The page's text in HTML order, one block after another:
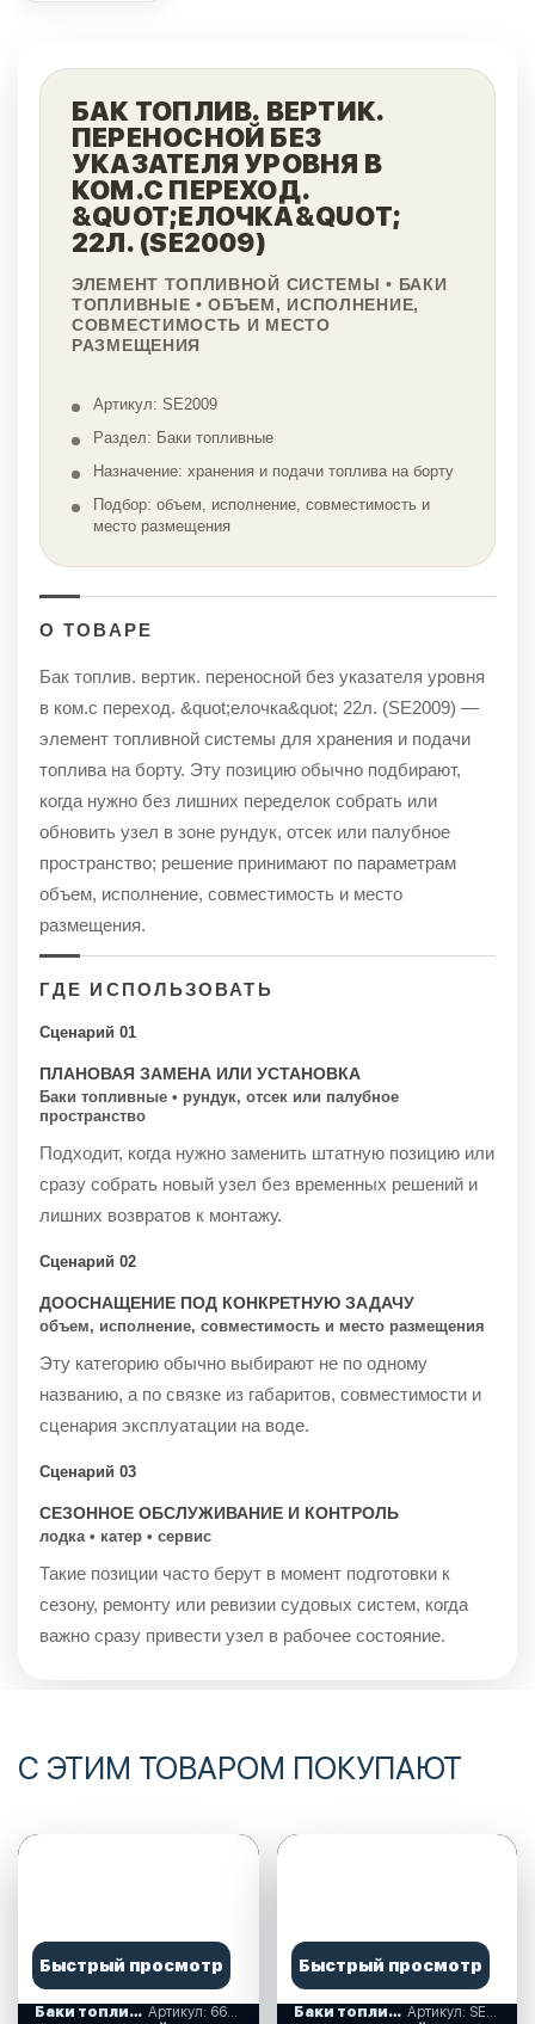
БАК ТОПЛИВ. ВЕРТИК.
ПЕРЕНОСНОЙ БЕЗ
УКАЗАТЕЛЯ УРОВНЯ В
КОМ.С ПЕРЕХОД.
&QUOT;ЕЛОЧКА&QUOT;
22Л. (SE2009)
ЭЛЕМЕНТ ТОПЛИВНОЙ СИСТЕМЫ • БАКИ
ТОПЛИВНЫЕ • ОБЪЕМ, ИСПОЛНЕНИЕ,
СОВМЕСТИМОСТЬ И МЕСТО
РАЗМЕЩЕНИЯ
Артикул: SE2009
Раздел: Баки топливные
Назначение: хранения и подачи топлива на борту
Подбор: объем, исполнение, совместимость и
место размещения
О ТОВАРЕ
Бак топлив. вертик. переносной без указателя уровня
в ком.с переход. &quot;елочка&quot; 22л. (SE2009) —
элемент топливной системы для хранения и подачи
топлива на борту. Эту позицию обычно подбирают,
когда нужно без лишних переделок собрать или
обновить узел в зоне рундук, отсек или палубное
пространство; решение принимают по параметрам
объем, исполнение, совместимость и место
размещения.
ГДЕ ИСПОЛЬЗОВАТЬ
Сценарий 01
ПЛАНОВАЯ ЗАМЕНА ИЛИ УСТАНОВКА
Баки топливные • рундук, отсек или палубное
пространство
Подходит, когда нужно заменить штатную позицию или
сразу собрать новый узел без временных решений и
лишних возвратов к монтажу.
Сценарий 02
ДООСНАЩЕНИЕ ПОД КОНКРЕТНУЮ ЗАДАЧУ
объем, исполнение, совместимость и место размещения
Эту категорию обычно выбирают не по одному
названию, а по связке из габаритов, совместимости и
сценария эксплуатации на воде.
Сценарий 03
СЕЗОННОЕ ОБСЛУЖИВАНИЕ И КОНТРОЛЬ
лодка • катер • сервис
Такие позиции часто берут в момент подготовки к
сезону, ремонту или ревизии судовых систем, когда
важно сразу привести узел в рабочее состояние.
С ЭТИМ ТОВАРОМ ПОКУПАЮТ
Быстрый просмотр
Баки топливные
Быстрый просмотр
Баки топливные